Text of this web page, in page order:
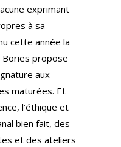
exprimant
à sa
cette année la
Bories propose
aux
maturées. Et
l’éthique et
bien fait, des
et des ateliers